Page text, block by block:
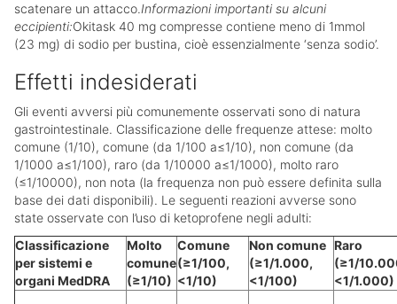
scatenare un attacco.Informazioni importanti su alcuni
eccipienti:Okitask 40 mg compresse contiene meno di 1mmol
(23 mg) di sodio per bustina, cioè essenzialmente ‘senza sodio’.
Effetti indesiderati
Gli eventi avversi più comunemente osservati sono di natura
gastrointestinale. Classificazione delle frequenze attese: molto
comune (1/10), comune (da 1/100 a≤1/10), non comune (da
1/1000 a≤1/100), raro (da 1/10000 a≤1/1000), molto raro
(≤1/10000), non nota (la frequenza non può essere definita sulla
base dei dati disponibili). Le seguenti reazioni avverse sono
state osservate con l’uso di ketoprofene negli adulti:
Classificazione
per sistemi e
organi MedDRA
Molto
comune
(≥1/10)
Comune
(≥1/100,
<1/10)
Non comune
(≥1/1.000,
<1/100)
Raro
(≥1/
<1/1.000)